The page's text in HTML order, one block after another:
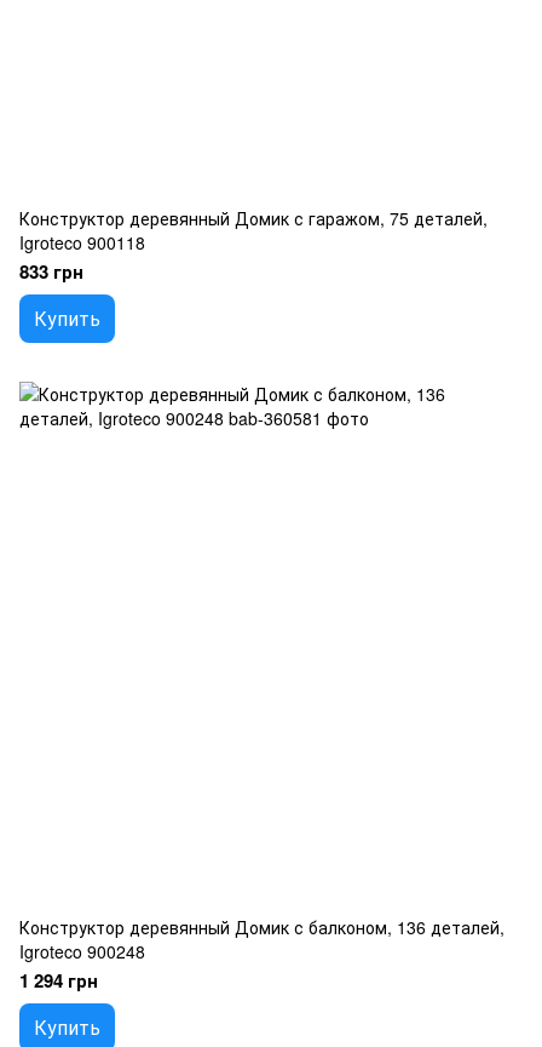
Конструктор деревянный Домик с гаражом, 75 деталей,
Igroteco 900118
833 грн
Купить
Конструктор деревянный Домик с балконом, 136 деталей,
Igroteco 900248
1 294 грн
Купить